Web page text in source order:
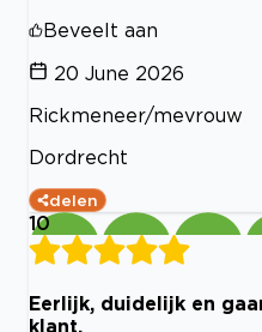
Beveelt aan
20 June 2026
Rickmeneer/mevrouw
Dordrecht
delen
10
Eerlijk, duidelijk en
klant.